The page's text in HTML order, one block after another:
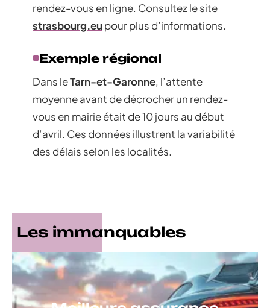
rendez-vous en ligne. Consultez le site
strasbourg.eu pour plus d’informations.
Exemple régional
Dans leTarn-et-Garonne, l’attente
moyenne avant de décrocher un rendez-
vous en mairie était de 10 jours au début
d’avril. Ces données illustrent la variabilité
des délais selon les localités.
Les immanquables